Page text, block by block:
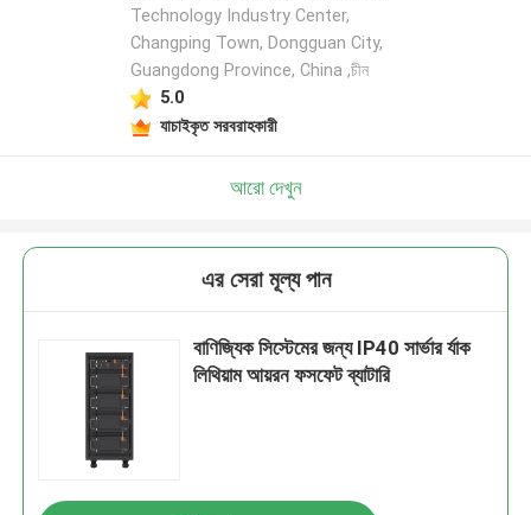
Technology Industry Center,
Changping Town, Dongguan City,
Guangdong Province, China ,চীন
5.0
যাচাইকৃত সরবরাহকারী
আরো দেখুন
এর সেরা মূল্য পান
বাণিজ্যিক সিস্টেমের জন্য IP40 সার্ভার র্যাক
লিথিয়াম আয়রন ফসফেট ব্যাটারি